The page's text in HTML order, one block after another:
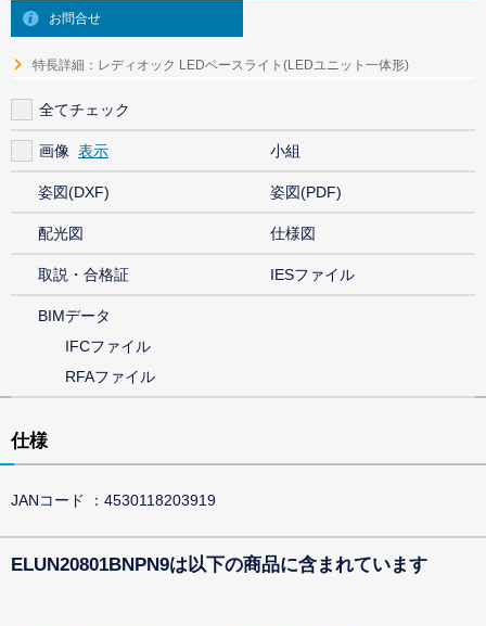
お問合せ
特長詳細：レディオック LEDベースライト(LEDユニット一体形)
全てチェック
画像 小組
姿図(DXF) 姿図(PDF)
配光図 仕様図
取説・合格証 IESファイル
BIMデータ
IFCファイル
RFAファイル
仕様
JANコード 4530118203919
ELUN20801BNPN9は以下の商品に含まれています